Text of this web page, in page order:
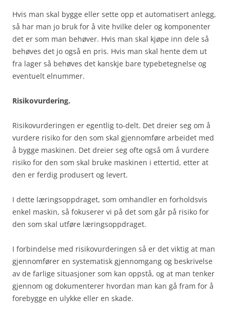
Hvis man skal bygge eller sette opp et automatisert anlegg,
så har man jo bruk for å vite hvilke deler og komponenter
det er som man behøver. Hvis man skal kjøpe inn dele så
behøves det jo også en pris. Hvis man skal hente dem ut
fra lager så behøves det kanskje bare typebetegnelse og
eventuelt elnummer.
Risikovurdering.
Risikovurderingen er egentlig to-delt. Det dreier seg om å
vurdere risiko for den som skal gjennomføre arbeidet med
å bygge maskinen. Det dreier seg ofte også om å vurdere
risiko for den som skal bruke maskinen i ettertid, etter at
den er ferdig produsert og levert.
I dette læringsoppdraget, som omhandler en forholdsvis
enkel maskin, så fokuserer vi på det som går på risiko for
den som skal utføre læringsoppdraget.
I forbindelse med risikovurderingen så er det viktig at man
gjennomfører en systematisk gjennomgang og beskrivelse
av de farlige situasjoner som kan oppstå, og at man tenker
gjennom og dokumenterer hvordan man kan gå fram for å
forebygge en ulykke eller en skade.